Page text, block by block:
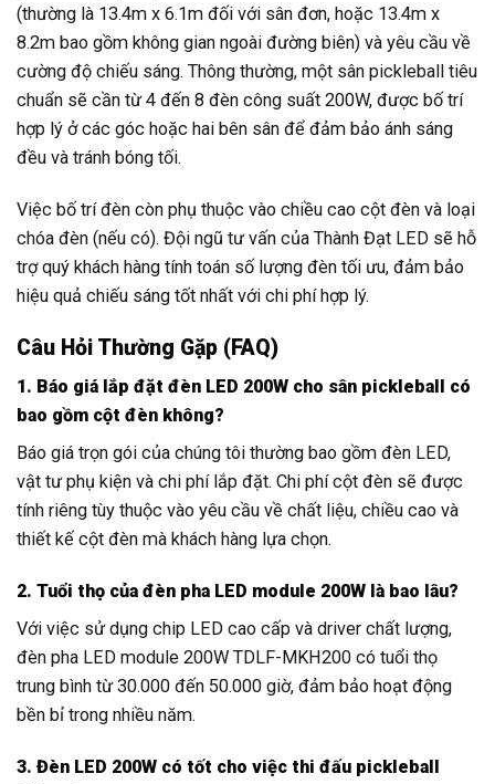
(thường là 13.4m x 6.1m đối với sân đơn, hoặc 13.4m x
8.2m bao gồm không gian ngoài đường biên) và yêu cầu về
cường độ chiếu sáng. Thông thường, một sân pickleball tiêu
chuẩn sẽ cần từ 4 đến 8 đèn công suất 200W, được bố trí
hợp lý ở các góc hoặc hai bên sân để đảm bảo ánh sáng
đều và tránh bóng tối.
Việc bố trí đèn còn phụ thuộc vào chiều cao cột đèn và loại
chóa đèn (nếu có). Đội ngũ tư vấn của Thành Đạt LED sẽ hỗ
trợ quý khách hàng tính toán số lượng đèn tối ưu, đảm bảo
hiệu quả chiếu sáng tốt nhất với chi phí hợp lý.
Câu Hỏi Thường Gặp (FAQ)
1. Báo giá lắp đặt đèn LED 200W cho sân pickleball có
bao gồm cột đèn không?
Báo giá trọn gói của chúng tôi thường bao gồm đèn LED,
vật tư phụ kiện và chi phí lắp đặt. Chi phí cột đèn sẽ được
tính riêng tùy thuộc vào yêu cầu về chất liệu, chiều cao và
thiết kế cột đèn mà khách hàng lựa chọn.
2. Tuổi thọ của đèn pha LED module 200W là bao lâu?
Với việc sử dụng chip LED cao cấp và driver chất lượng,
đèn pha LED module 200W TDLF-MKH200 có tuổi thọ
trung bình từ 30.000 đến 50.000 giờ, đảm bảo hoạt động
bền bỉ trong nhiều năm.
3. Đèn LED 200W có tốt cho việc thi đấu pickleball